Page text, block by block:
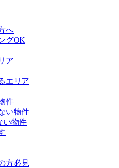
へ
グOK
ア
エリア
件
い物件
い物件
方必見